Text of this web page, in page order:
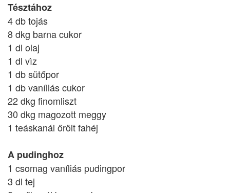
Tésztához
4 db tojás
8 dkg barna cukor
1 dl olaj
1 dl vìz
1 db sütőpor
1 db vaníliás cukor
22 dkg finomliszt
30 dkg magozott meggy
1 teáskanál őrölt fahéj
A pudinghoz
1 csomag vaníliás pudingpor
3 dl tej